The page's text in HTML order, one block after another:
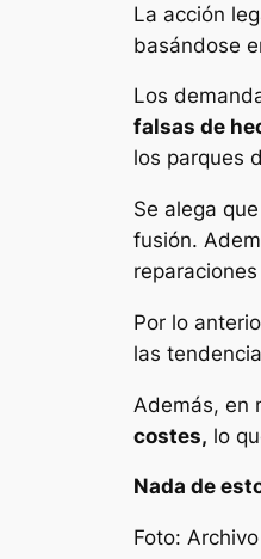
La acción
basándose
Los
falsas de
los parques
Se alega
fusión.
Por lo
las
Además, en
costes, lo
Nada de
Foto: